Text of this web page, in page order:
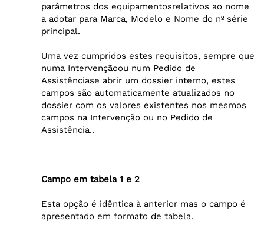
parâmetros dos equipamentosrelativos ao nome
a adotar para Marca, Modelo e Nome do nº série
principal.
Uma vez cumpridos estes requisitos, sempre que
numa Intervençãoou num Pedido de
Assistênciase abrir um dossier interno, estes
campos são automaticamente atualizados no
dossier com os valores existentes nos mesmos
campos na Intervenção ou no Pedido de
Assistência..
Campo em tabela 1 e 2
Esta opção é idêntica à anterior mas o campo é
apresentado em formato de tabela.